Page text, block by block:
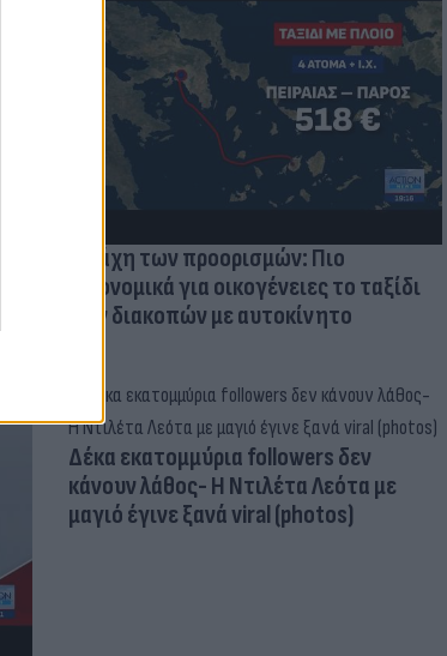
Η μάχη των προορισμών: Πιο
οικονομικά για οικογένειες το ταξίδι
των διακοπών με αυτοκίνητο
Δέκα εκατομμύρια followers δεν
κάνουν λάθος- Η Ντιλέτα Λεότα με
μαγιό έγινε ξανά viral (photos)